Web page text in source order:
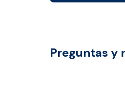
Preguntas y